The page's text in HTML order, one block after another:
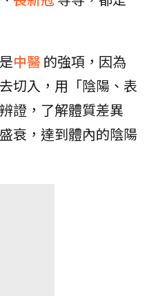
中醫的強項，因為
切入，用「陰陽、表
證，了解體質差異
衰，達到體內的陰陽